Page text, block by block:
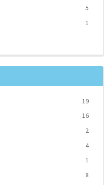
5
1
19
16
2
4
1
8